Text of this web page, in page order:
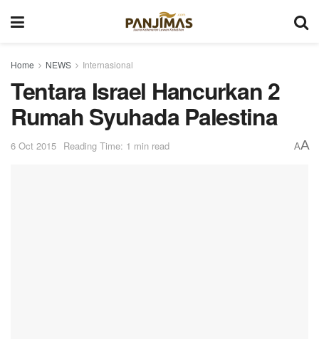
Home NEWS Internasional
Tentara Israel Hancurkan 2
Rumah Syuhada Palestina
6 Oct 2015 Reading Time: 1 min read AA